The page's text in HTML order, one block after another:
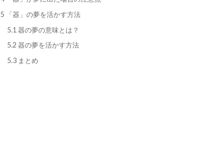
5 「器」の夢を活かす方法
5.1 器の夢の意味とは？
5.2 器の夢を活かす方法
5.3 まとめ